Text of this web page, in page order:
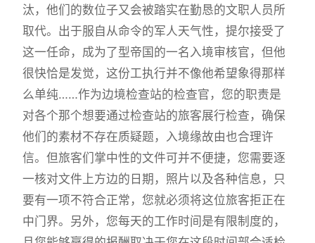
汰，他们的数位子又会被踏实在勤恳的文职人员所
取代。出于服自从命令的军人天气性，提尔接受了
这一任命，成为了型帝国的一名入境审核官，但他
很快恰是发觉，这份工执行并不像他希望象得那样
么单纯……作为边境检查站的检查官，您的职责是
对各个那个想要通过检查站的旅客展行检查，确保
他们的素材不存在质疑题，入境缘故由也合理许
信。但旅客们掌中性的文件可并不便捷，您需要逐
一核对文件上方边的日期，照片以及各种信息，只
要有一项不符合正常，您就必须将这位旅客拒正在
中门界。另外，您每天的工作时间是有限制度的，